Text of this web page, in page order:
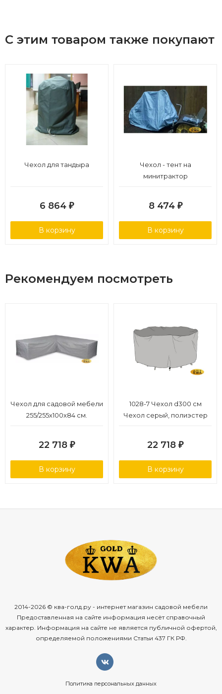
С этим товаром также покупают
Чехол для тандыра
6 864 ₽
В корзину
Чехол - тент на
минитрактор
8 474 ₽
В корзину
Рекомендуем посмотреть
Чехол для садовой мебели
255/255x100x84 см.
22 718 ₽
В корзину
1028-7 Чехол d300 см
Чехол серый, полиэстер
22 718 ₽
В корзину
2014-2026 © ква-голд.ру - интернет магазин садовой мебели
Предоставленная на сайте информация несёт справочный
характер. Информация на сайте не является публичной офертой,
определяемой положениями Статьи 437 ГК РФ.
Политика персональных данных